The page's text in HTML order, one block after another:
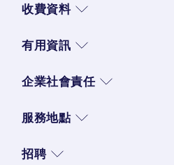
收費資料
有用資訊
企業社會責任
服務地點
招聘